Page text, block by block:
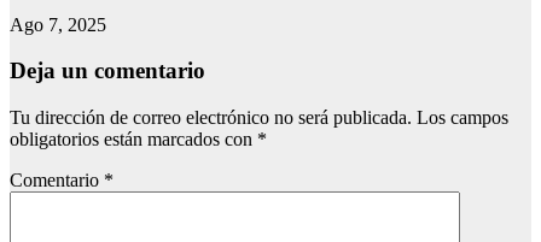
Ago 7, 2025
Deja un comentario
Tu dirección de correo electrónico no será publicada. Los campos
obligatorios están marcados con *
Comentario *